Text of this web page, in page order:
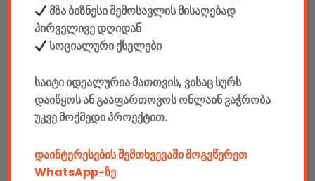
კონსტრუქტორები
E-mobility
კომპიუტერები & აქსესუარები
ტელეფონები & აქსესუარები
ნოუთბუქები & აქსესუარები
მზა ბიზნესი შემოსავლის მისაღებად
პირველივე დღიდან
სოციალური ქსელები
საიტი იდეალურია მათთვის, ვისაც სურს
დაიწყოს ან გააფართოვოს ონლაინ ვაჭრობა
უკვე მოქმედი პროექტით.
დაინტერესების შემთხვევაში მოგვწერეთ
WhatsApp-ზე